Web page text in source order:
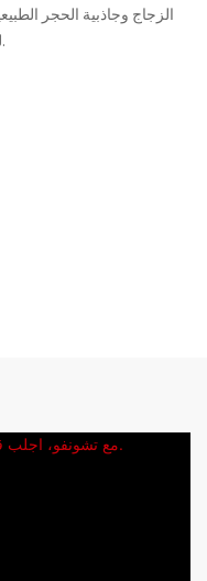
الزجاج وجاذبية الحجر
للأناقة الأصيلة.